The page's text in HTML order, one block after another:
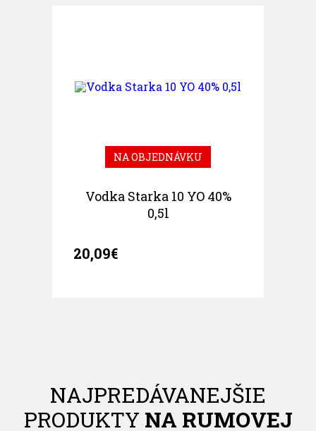
NA OBJEDNÁVKU
Vodka Starka 10 YO 40%
0,5l
20,09€
NAJPREDÁVANEJŠIE
PRODUKTY NA RUMOVEJ